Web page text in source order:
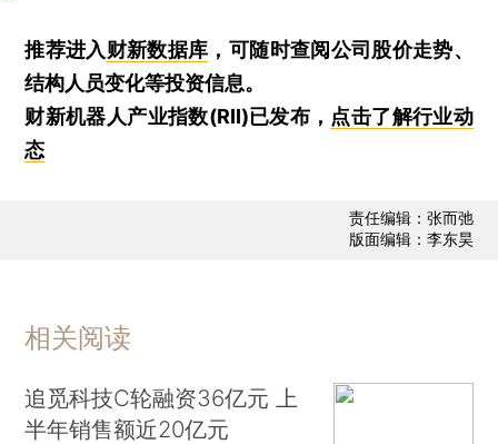
推荐进入财新数据库 ，可随时查阅公司股价走势、
结构人员变化等投资信息。
财新机器人产业指数(RII)已发布， 点击了解行业动
态
责任编辑：张而弛
版面编辑：李东昊
相关阅读
追觅科技C轮融资36亿元 上
半年销售额近20亿元